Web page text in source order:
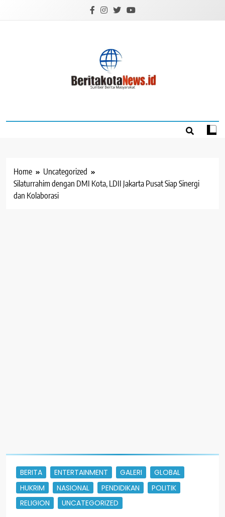
Home
Uncategorized
Silaturrahim dengan DMI Kota, LDII Jakarta Pusat Siap Sinergi
dan Kolaborasi
BERITA ENTERTAINMENT GALERI
GLOBAL
HUKRIM
NASIONAL PENDIDIKAN
POLITIK
RELIGION
UNCATEGORIZED